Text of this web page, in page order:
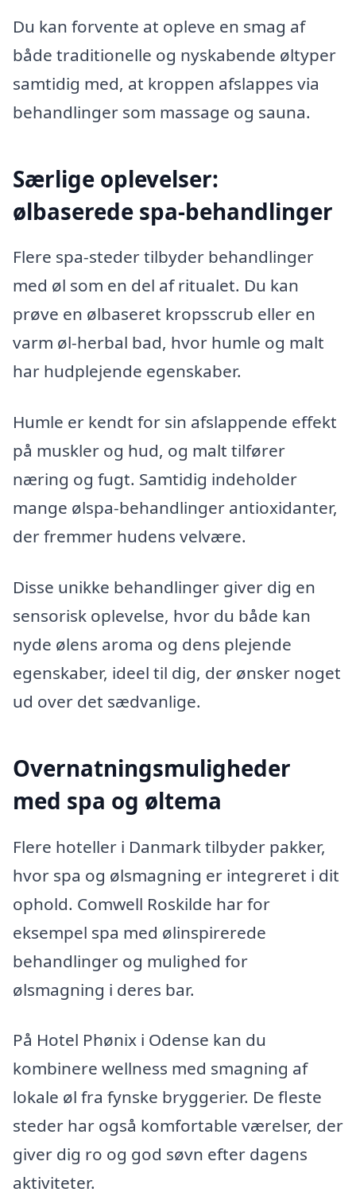
Du kan forvente at opleve en smag af
både traditionelle og nyskabende øltyper
samtidig med, at kroppen afslappes via
behandlinger som massage og sauna.
Særlige oplevelser:
ølbaserede spa-behandlinger
Flere spa-steder tilbyder behandlinger
med øl som en del af ritualet. Du kan
prøve en ølbaseret kropsscrub eller en
varm øl-herbal bad, hvor humle og malt
har hudplejende egenskaber.
Humle er kendt for sin afslappende effekt
på muskler og hud, og malt tilfører
næring og fugt. Samtidig indeholder
mange ølspa-behandlinger antioxidanter,
der fremmer hudens velvære.
Disse unikke behandlinger giver dig en
sensorisk oplevelse, hvor du både kan
nyde ølens aroma og dens plejende
egenskaber, ideel til dig, der ønsker noget
ud over det sædvanlige.
Overnatningsmuligheder
med spa og øltema
Flere hoteller i Danmark tilbyder pakker,
hvor spa og ølsmagning er integreret i dit
ophold. Comwell Roskilde har for
eksempel spa med ølinspirerede
behandlinger og mulighed for
ølsmagning i deres bar.
På Hotel Phønix i Odense kan du
kombinere wellness med smagning af
lokale øl fra fynske bryggerier. De fleste
steder har også komfortable værelser, der
giver dig ro og god søvn efter dagens
aktiviteter.